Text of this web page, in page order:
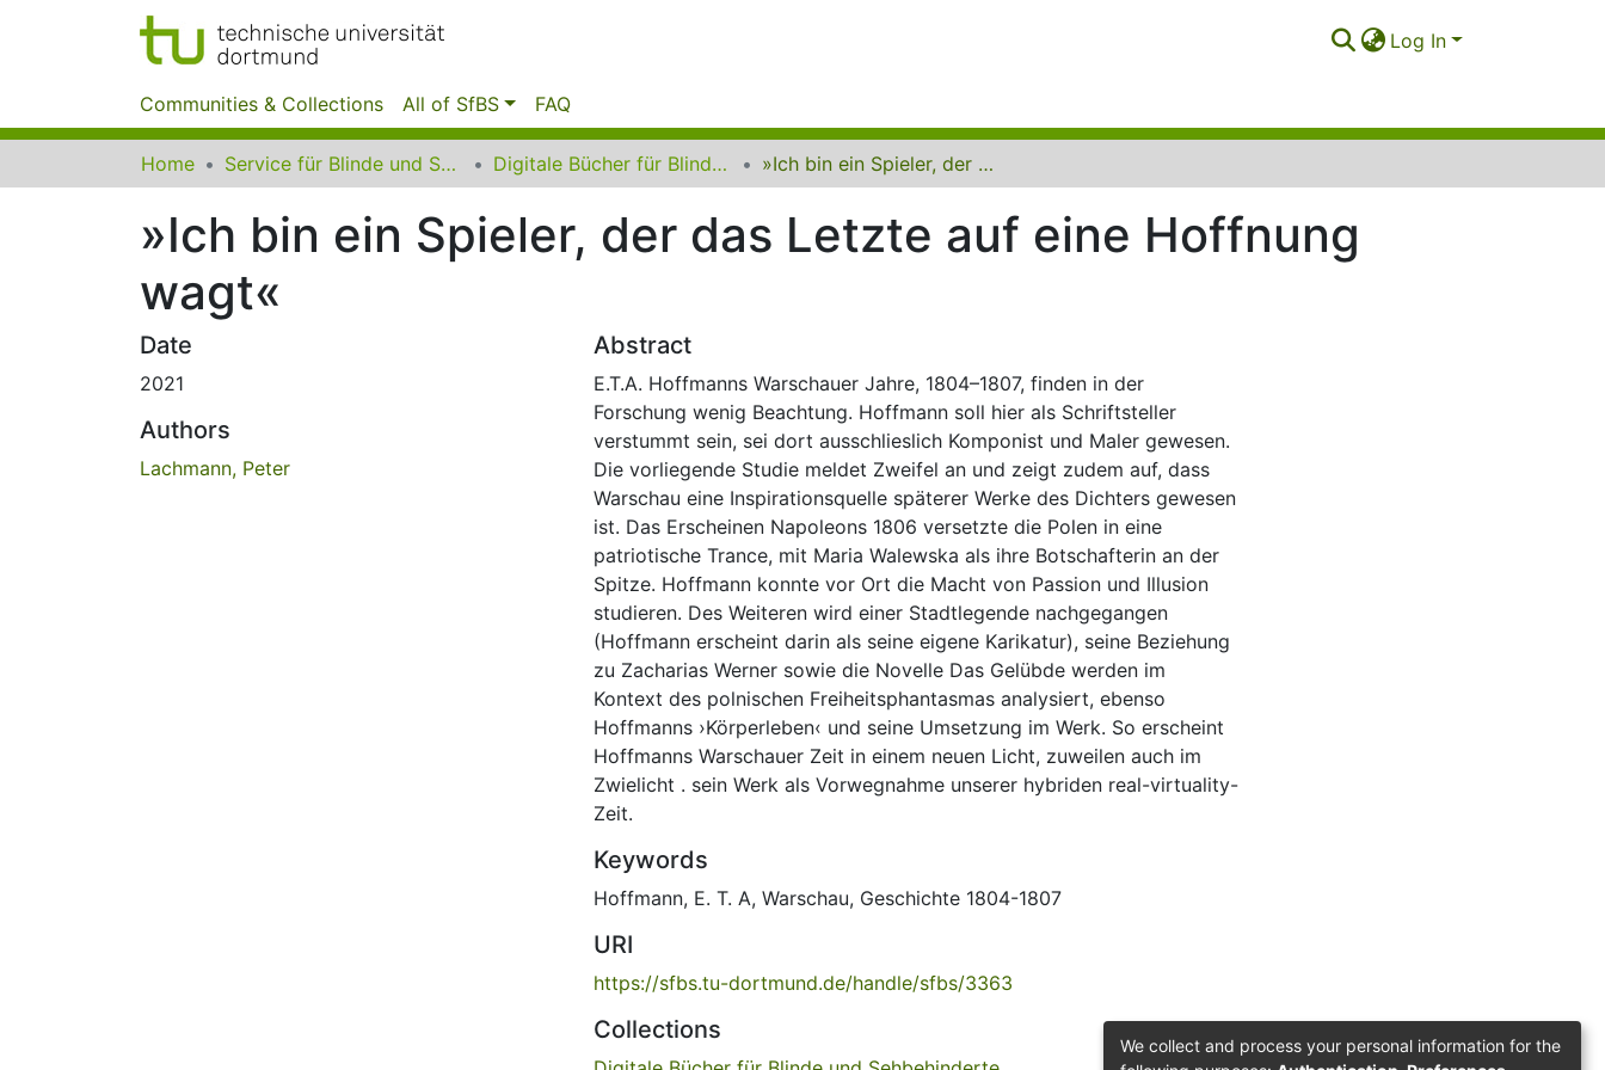
Log In
Communities & Collections All of SfBS FAQ
Home Service für Blinde und Sehbehinderte der UB Dortmund Digitale Bücher für Blinde und Sehbehinderte »Ich bin ein Spieler, der das Letzte auf eine Hoffnung wagt«
»Ich bin ein Spieler, der das Letzte auf eine Hoffnung
wagt«
Date
2021
Authors
Lachmann, Peter
Abstract
E.T.A. Hoffmanns Warschauer Jahre, 1804–1807, finden in der
Forschung wenig Beachtung. Hoffmann soll hier als Schriftsteller
verstummt sein, sei dort ausschlieslich Komponist und Maler gewesen.
Die vorliegende Studie meldet Zweifel an und zeigt zudem auf, dass
Warschau eine Inspirationsquelle späterer Werke des Dichters gewesen
ist. Das Erscheinen Napoleons 1806 versetzte die Polen in eine
patriotische Trance, mit Maria Walewska als ihre Botschafterin an der
Spitze. Hoffmann konnte vor Ort die Macht von Passion und Illusion
studieren. Des Weiteren wird einer Stadtlegende nachgegangen
(Hoffmann erscheint darin als seine eigene Karikatur), seine Beziehung
zu Zacharias Werner sowie die Novelle Das Gelübde werden im
Kontext des polnischen Freiheitsphantasmas analysiert, ebenso
Hoffmanns ›Körperleben‹ und seine Umsetzung im Werk. So erscheint
Hoffmanns Warschauer Zeit in einem neuen Licht, zuweilen auch im
Zwielicht . sein Werk als Vorwegnahme unserer hybriden real-virtuality-
Zeit.
Keywords
Hoffmann, E. T. A, Warschau, Geschichte 1804-1807
URI
https://sfbs.tu-dortmund.de/handle/sfbs/3363
Collections
We collect and process your personal information for the